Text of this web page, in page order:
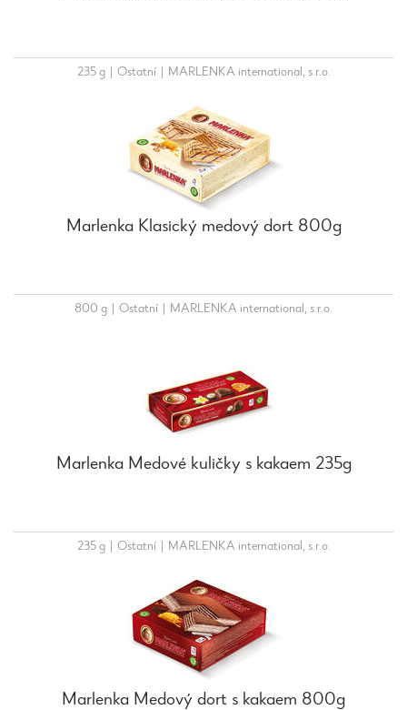
235 g Ostatní MARLENKA international, s.r.o.
Marlenka Klasický medový dort 800g
800 g Ostatní MARLENKA international, s.r.o.
Marlenka Medové kuličky s kakaem 235g
235 g Ostatní MARLENKA international, s.r.o.
Marlenka Medový dort s kakaem 800g